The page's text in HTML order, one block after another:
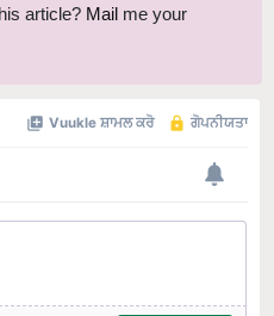
article? Mail me your